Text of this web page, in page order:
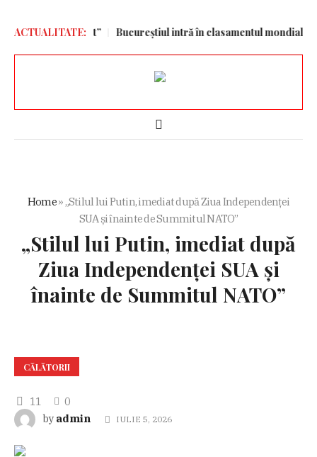
ACTUALITATE:
e exagerat” Bucureștiul intră în clasamentul mondial, cu un
Home» „Stilul lui Putin, imediat după Ziua Independenței
SUA și înainte de Summitul NATO”
„Stilul lui Putin, imediat după
Ziua Independenței SUA și
înainte de Summitul NATO”
CĂLĂTORII
11
0
by admin IULIE 5, 2026